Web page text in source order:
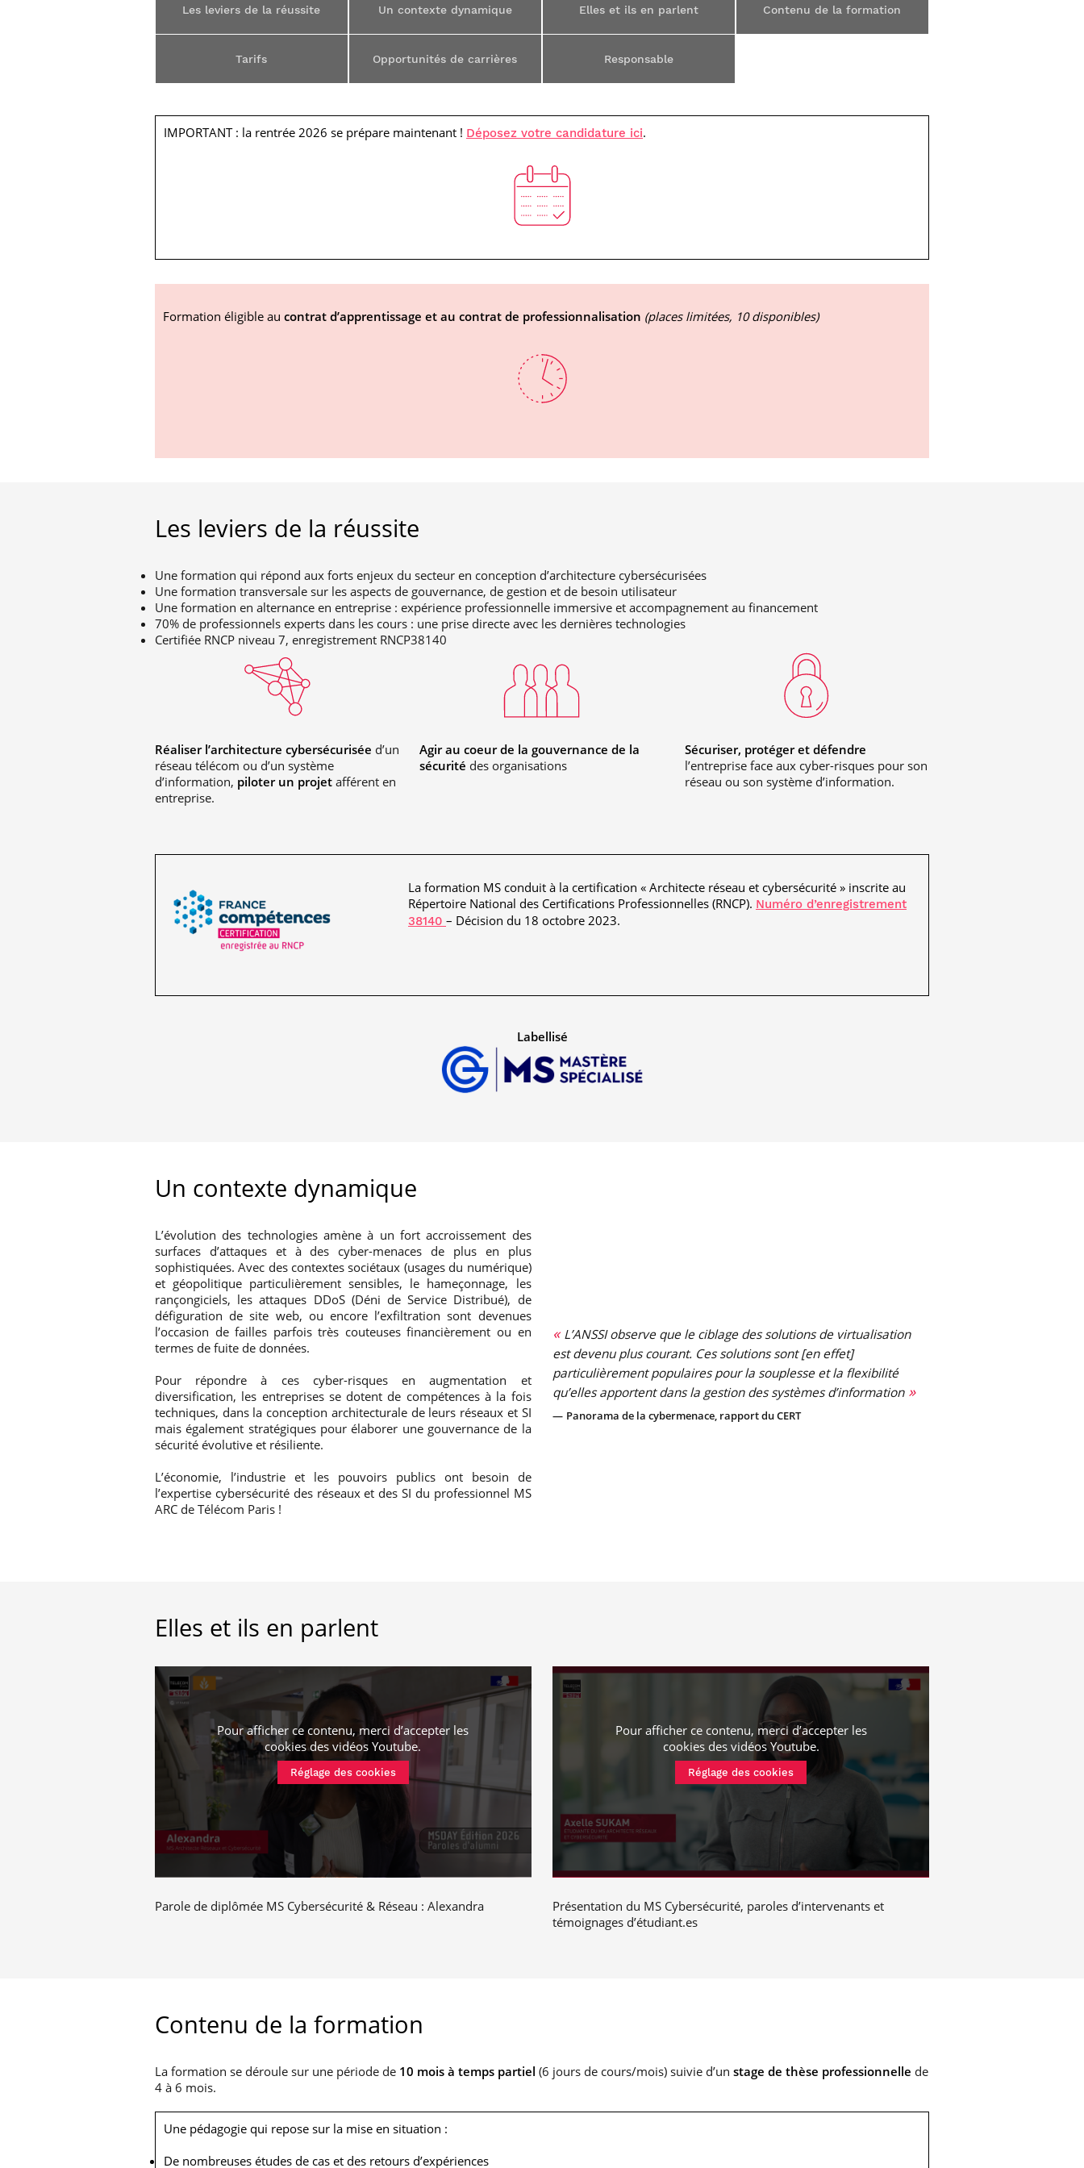
Les leviers de la réussite Un contexte dynamique Elles et ils en parlent Contenu de la formation
Tarifs Opportunités de carrières Responsable
IMPORTANT : la rentrée 2026 se prépare maintenant ! Déposez votre candidature ici.
Formation éligible au contrat d’apprentissage et au contrat de professionnalisation (places limitées, 10 disponibles)
Les leviers de la réussite
Une formation qui répond aux forts enjeux du secteur en conception d’architecture cybersécurisées
Une formation transversale sur les aspects de gouvernance, de gestion et de besoin utilisateur
Une formation en alternance en entreprise : expérience professionnelle immersive et accompagnement au financement
70% de professionnels experts dans les cours : une prise directe avec les dernières technologies
Certifiée RNCP niveau 7, enregistrement RNCP38140
Réaliser l’architecture cybersécurisée d’un
réseau télécom ou d’un système
d’information, piloter un projet afférent en
entreprise.
Agir au coeur de la gouvernance de la
sécurité des organisations
Sécuriser, protéger et défendre
l’entreprise face aux cyber-risques pour son
réseau ou son système d’information.
La formation MS conduit à la certification « Architecte réseau et cybersécurité » inscrite au
Répertoire National des Certifications Professionnelles (RNCP). Numéro d’enregistrement
38140 – Décision du 18 octobre 2023.
Labellisé
Un contexte dynamique
L’évolution des technologies amène à un fort accroissement des
surfaces d’attaques et à des cyber-menaces de plus en plus
sophistiquées. Avec des contextes sociétaux (usages du numérique)
et géopolitique particulièrement sensibles, le hameçonnage, les
rançongiciels, les attaques DDoS (Déni de Service Distribué), de
défiguration de site web, ou encore l’exfiltration sont devenues
l’occasion de failles parfois très couteuses financièrement ou en
termes de fuite de données.
Pour répondre à ces cyber-risques en augmentation et
diversification, les entreprises se dotent de compétences à la fois
techniques, dans la conception architecturale de leurs réseaux et SI
mais également stratégiques pour élaborer une gouvernance de la
sécurité évolutive et résiliente.
L’économie, l’industrie et les pouvoirs publics ont besoin de
l’expertise cybersécurité des réseaux et des SI du professionnel MS
ARC de Télécom Paris !
L’ANSSI observe que le ciblage des solutions de virtualisation
est devenu plus courant. Ces solutions sont [en effet]
particulièrement populaires pour la souplesse et la flexibilité
qu’elles apportent dans la gestion des systèmes d’information
Panorama de la cybermenace, rapport du CERT
Elles et ils en parlent
Pour afficher ce contenu, merci d’accepter les
cookiesdes vidéos Youtube.
Réglage des cookies
Parole de diplômée MS Cybersécurité & Réseau : Alexandra
Pour afficher ce contenu, merci d’accepter les
cookies des vidéos Youtube.
Réglage des cookies
Présentation du MS Cybersécurité, paroles d’intervenants et
témoignages d’étudiant.es
Contenu de la formation
La formation se déroule sur une période de 10 mois à temps partiel (6 jours de cours/mois) suivie d’un stage de thèse professionnelle de
4 à 6 mois.
Une pédagogie qui repose sur la mise en situation :
De nombreuses études de cas et des retours d’expériences